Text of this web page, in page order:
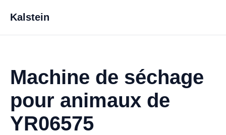
Kalstein
Machine de séchage
pour animaux de
YR06575